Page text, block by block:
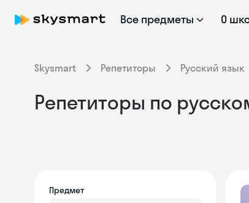
Все предметы О
Skysmart Репетиторы Русский язык
Репетиторы по
Предмет